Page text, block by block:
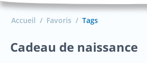
Accueil / Favoris / Tags
Cadeau de naissance